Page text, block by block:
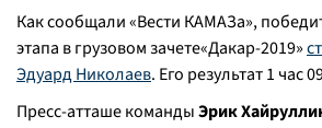
Как сообщали «Вести КАМАЗа»,
этапа в грузовом зачете«Дакар-2019»
Эдуард Николаев. Его результат 1 час
Пресс-атташе командыЭрик